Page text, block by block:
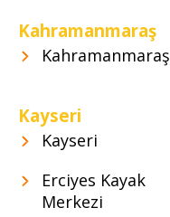
Kahramanmaraş
Kahramanmaraş
Kayseri
Kayseri
Erciyes Kayak
Merkezi